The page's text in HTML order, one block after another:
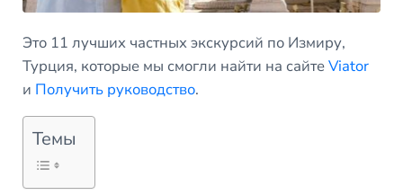
Это 11 лучших частных экскурсий по Измиру,
Турция, которые мы смогли найти на сайтеViator
и Получить руководство.
Темы